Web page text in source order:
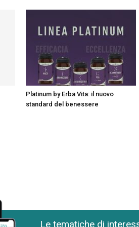
Platinum by Erba Vita: il nuovo
standard del benessere
Le tematiche di